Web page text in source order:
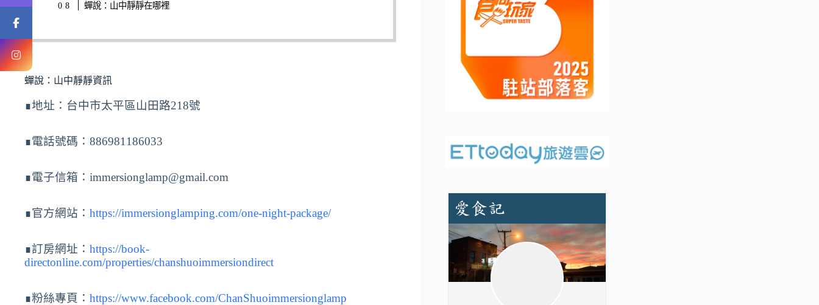
蟬說：山中靜靜在哪裡
蟬說：山中靜靜資訊
∎地址：台中市太平區山田路218號
∎電話號碼：886981186033
∎電子信箱： immersionglamp@gmail.com
∎官方網站： https://immersionglamping.com/one-night-package/
∎訂房網址： https://book-
directonline.com/properties/chanshuoimmersiondirect
∎粉絲專頁： https://www.facebook.com/ChanShuoimmersionglamp